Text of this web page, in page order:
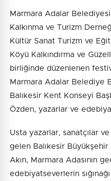
Marmara Adalar Belediyesi,
Kalkınma ve Turizm
Kültür Sanat Turizm ve
Köyü Kalkındırma ve
birliğinde düzenlenen
Marmara Adalar Belediye
Balıkesir Kent Konseyi
Özden, yazarlar ve
Usta yazarlar, sanatçılar
gelen Balıkesir
Akın, Marmara Adasının
edebiyatseverlerin